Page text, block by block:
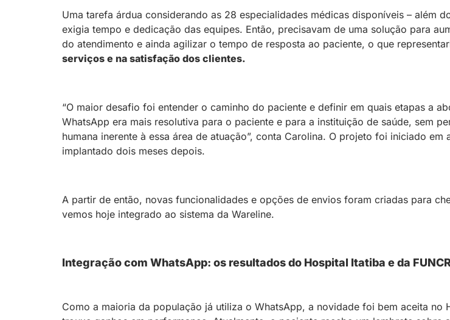
Uma tarefa árdua considerando as 28 especialidades médicas disponíveis – além
exigia tempo e dedicação das equipes. Então, precisavam de uma solução para
do atendimento e ainda agilizar o tempo de resposta ao paciente, o que
serviços e na satisfação dos clientes.
“O maior desafio foi entender o caminho do paciente e definir em quais etapas a
WhatsApp era mais resolutiva para o paciente e para a instituição de saúde, sem
humana inerente à essa área de atuação”, conta Carolina. O projeto foi iniciado em
implantado dois meses depois.
A partir de então, novas funcionalidades e opções de envios foram criadas para
vemos hoje integrado ao sistema da Wareline.
Integração com WhatsApp: os resultados do Hospital Itatiba e da
Como a maioria da população já utiliza o WhatsApp, a novidade foi bem aceita no